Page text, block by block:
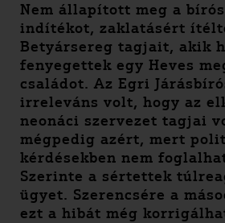
Nem állapított meg a
indítékot, zaklatásért
Betyársereg tagjait, akik
fenyegettek egy Heves
családot. Az Egri
irreleváns volt, hogy az
neonáci szervezet tagjai
mégpedig azért, mert
kérdésekben nem
Szerinte a sértettek
ügyet. Szerencsére a
ezt a hibát még